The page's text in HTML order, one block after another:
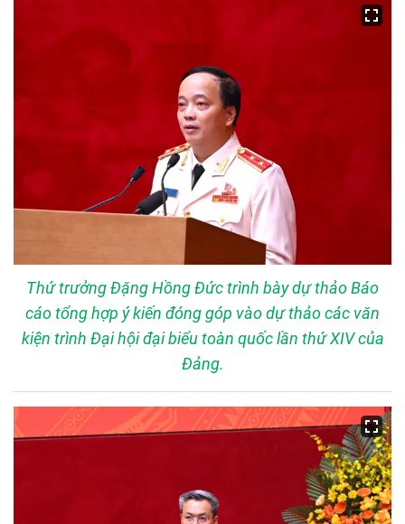
Thứ trưởng Đặng Hồng Đức trình bày dự thảo Báo
cáo tổng hợp ý kiến đóng góp vào dự thảo các văn
kiện trình Đại hội đại biểu toàn quốc lần thứ XIV của
Đảng.